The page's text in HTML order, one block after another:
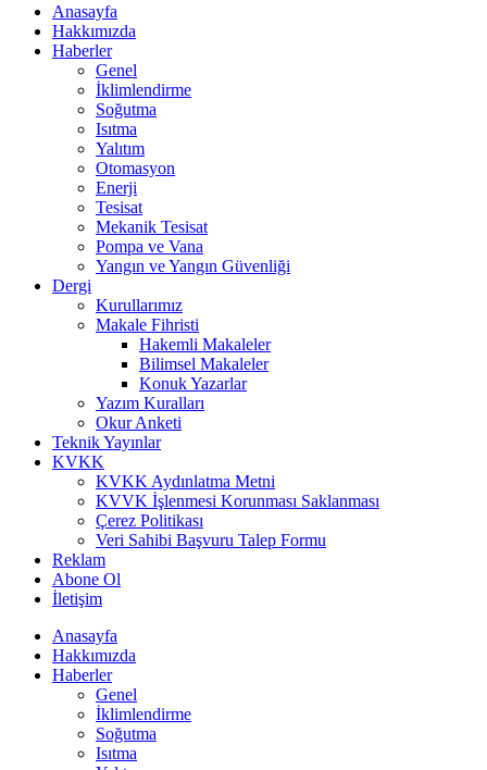
Anasayfa
Hakkımızda
Haberler
Genel
İklimlendirme
Soğutma
Isıtma
Yalıtım
Otomasyon
Enerji
Tesisat
Mekanik Tesisat
Pompa ve Vana
Yangın ve Yangın Güvenliği
Dergi
Kurullarımız
Makale Fihristi
Hakemli Makaleler
Bilimsel Makaleler
Konuk Yazarlar
Yazım Kuralları
Okur Anketi
Teknik Yayınlar
KVKK
KVKK Aydınlatma Metni
KVVK İşlenmesi Korunması Saklanması
Çerez Politikası
Veri Sahibi Başvuru Talep Formu
Reklam
Abone Ol
İletişim
Anasayfa
Hakkımızda
Haberler
Genel
İklimlendirme
Soğutma
Isıtma